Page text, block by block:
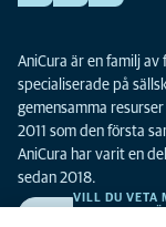
AniCura är en familj
specialiserade på
gemensamma
2011 som den första
AniCura har varit en
sedan 2018.
VILL DU VETA